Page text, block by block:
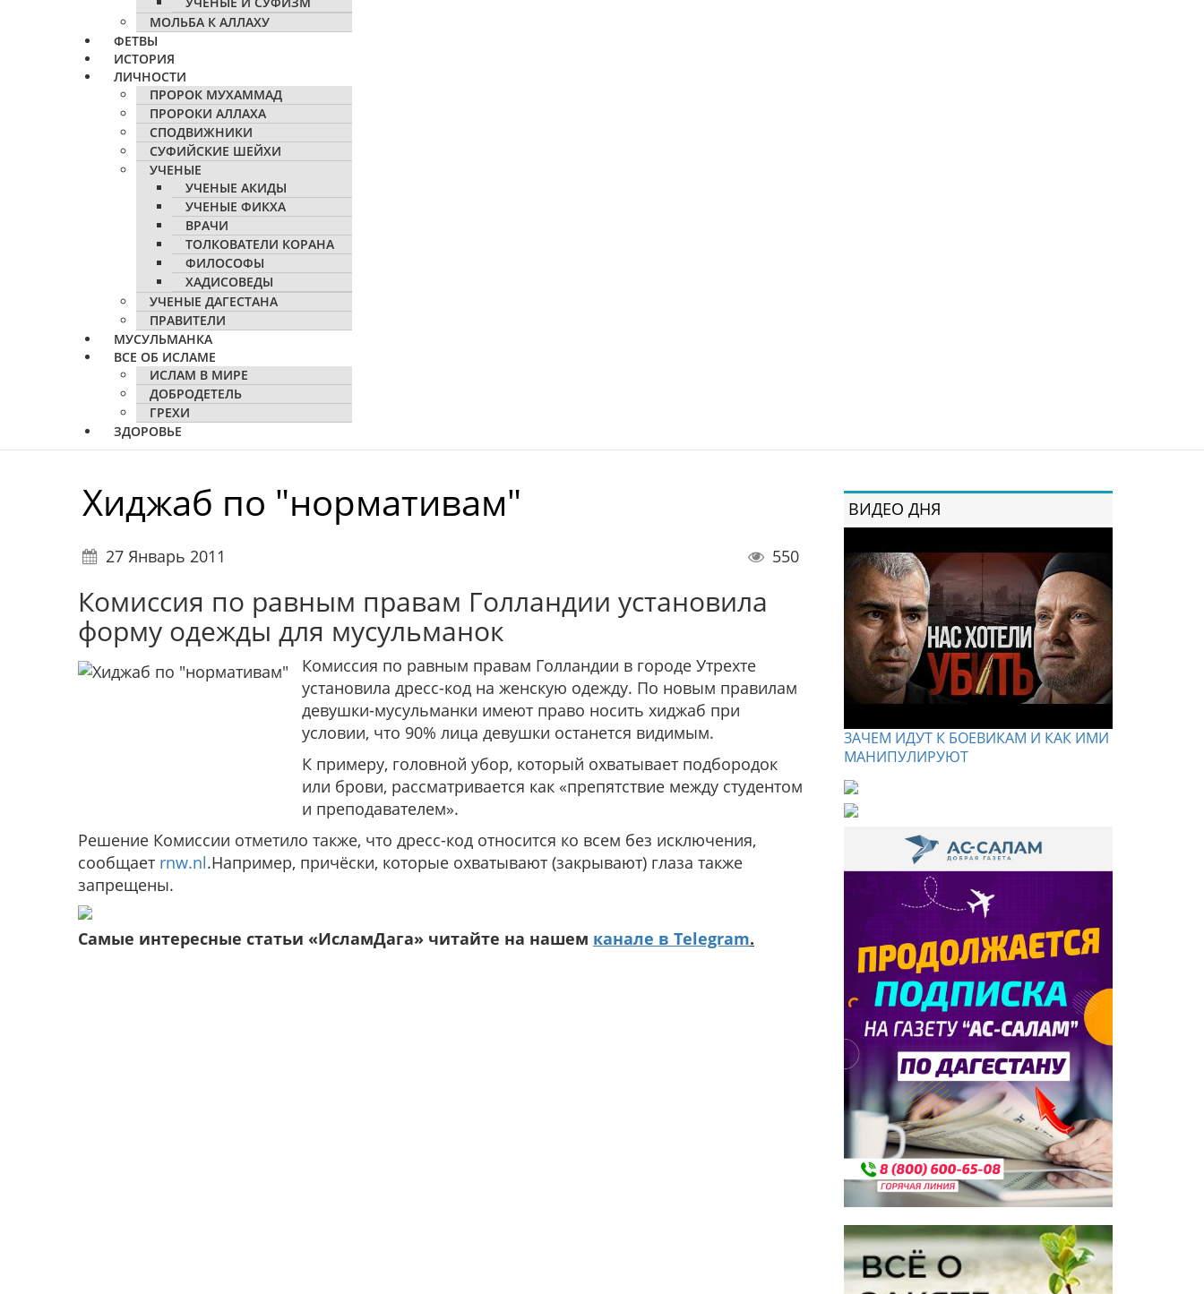
МОЛЬБА К АЛЛАХУ
ФЕТВЫ
ИСТОРИЯ
ЛИЧНОСТИ
ПРОРОК МУХАММАД
ПРОРОКИ АЛЛАХА
СПОДВИЖНИКИ
СУФИЙСКИЕ ШЕЙХИ
УЧЕНЫЕ
УЧЕНЫЕ АКИДЫ
УЧЕНЫЕ ФИКХА
ВРАЧИ
ТОЛКОВАТЕЛИ КОРАНА
ФИЛОСОФЫ
ХАДИСОВЕДЫ
УЧЕНЫЕ ДАГЕСТАНА
ПРАВИТЕЛИ
МУСУЛЬМАНКА
ВСЕ ОБ ИСЛАМЕ
ИСЛАМ В МИРЕ
ДОБРОДЕТЕЛЬ
ГРЕХИ
ЗДОРОВЬЕ
Хиджаб по "нормативам"
27 Январь 2011 550
Комиссия по равным правам Голландии установила
форму одежды для мусульманок
Комиссия по равным правам Голландии в городе Утрехте
установила дресс-код на женскую одежду. По новым правилам
девушки-мусульманки имеют право носить хиджаб при
условии, что 90% лица девушки останется видимым.
К примеру, головной убор, который охватывает подбородок
или брови, рассматривается как «препятствие между студентом
и преподавателем».
Решение Комиссии отметило также, что дресс-код относится ко всем без исключения,
сообщает rnw.nl.Например, причёски, которые охватывают (закрывают) глаза также
запрещены.
Самые интересные статьи «ИсламДага» читайте на нашем канале в Telegram.
ВИДЕО ДНЯ
ЗАЧЕМ ИДУТ К БОЕВИКАМ И КАК ИМИ
МАНИПУЛИРУЮТ